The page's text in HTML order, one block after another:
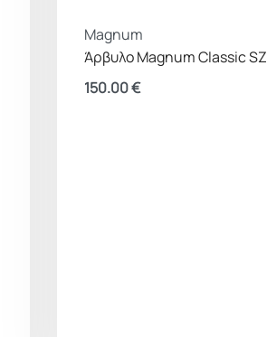
Magnum
Άρβυλο Magnum Classic SZ
150.00€